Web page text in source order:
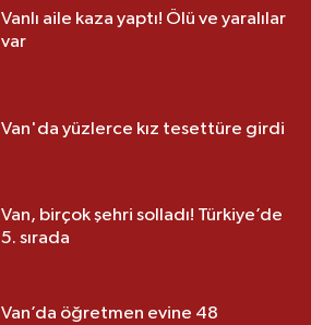
Vanlı aile kaza yaptı! Ölü ve yaralılar
var
Van'da yüzlerce kız tesettüre girdi
Van, birçok şehri solladı! Türkiye’de
5. sırada
Van’da öğretmen evine 48